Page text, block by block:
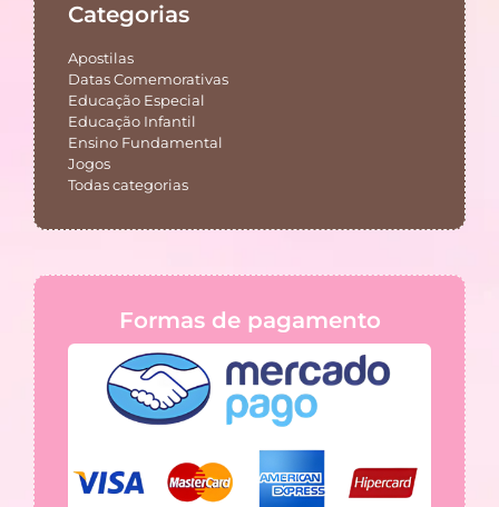
Categorias
Apostilas
Datas Comemorativas
Educação Especial
Educação Infantil
Ensino Fundamental
Jogos
Todas categorias
Formas de pagamento